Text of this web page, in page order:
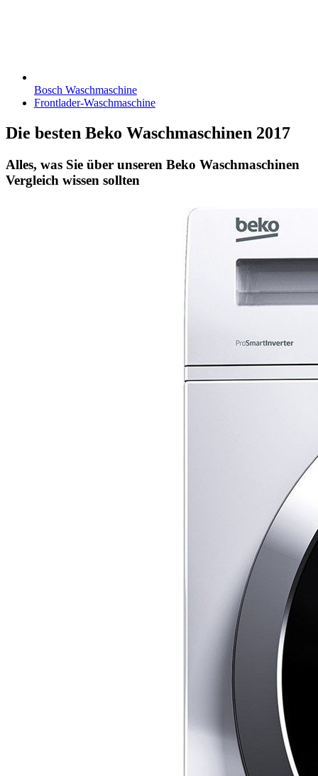
Bosch Waschmaschine
Frontlader-Waschmaschine
Die besten Beko Waschmaschinen 2017
Alles, was Sie über unseren Beko Waschmaschinen
Vergleich wissen sollten